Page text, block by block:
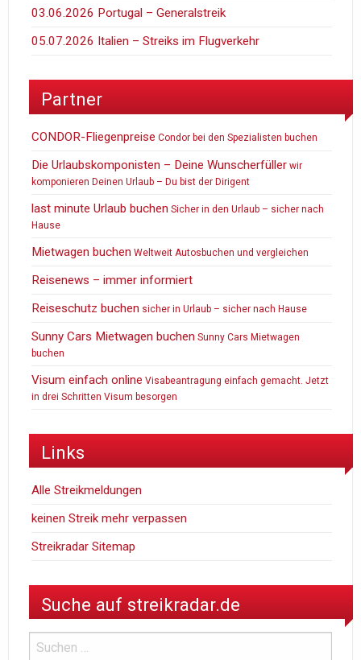
03.06.2026 Portugal – Generalstreik
05.07.2026 Italien – Streiks im Flugverkehr
Partner
CONDOR-Fliegenpreise Condor bei den Spezialisten buchen
Die Urlaubskomponisten – Deine Wunscherfüller wir
komponieren Deinen Urlaub – Du bist der Dirigent
last minute Urlaub buchen Sicher in den Urlaub – sicher nach
Hause
Mietwagen buchen Weltweit Autosbuchen und vergleichen
Reisenews – immer informiert
Reiseschutz buchen sicher in Urlaub – sicher nach Hause
Sunny Cars Mietwagen buchen Sunny Cars Mietwagen
buchen
Visum einfach online Visabeantragung einfach gemacht. Jetzt
in drei Schritten Visum besorgen
Links
Alle Streikmeldungen
keinen Streik mehr verpassen
Streikradar Sitemap
Suche auf streikradar.de